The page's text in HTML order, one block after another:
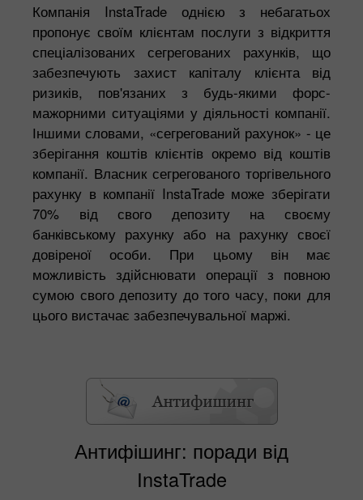
Компанія InstaTrade однією з небагатьох
пропонує своїм клієнтам послуги з відкриття
спеціалізованих сегрегованих рахунків, що
забезпечують захист капіталу клієнта від
ризиків, пов'язаних з будь-якими форс-
мажорними ситуаціями у діяльності компанії.
Іншими словами, «сегрегований рахунок» - це
зберігання коштів клієнтів окремо від коштів
компанії. Власник сегрегованого торгівельного
рахунку в компанії InstaTrade може зберігати
70% від свого депозиту на своєму
банківському рахунку або на рахунку своєї
довіреної особи. При цьому він має
можливість здійснювати операції з повною
сумою свого депозиту до того часу, поки для
цього вистачає забезпечувальної маржі.
Антифішинг: поради від
InstaTrade